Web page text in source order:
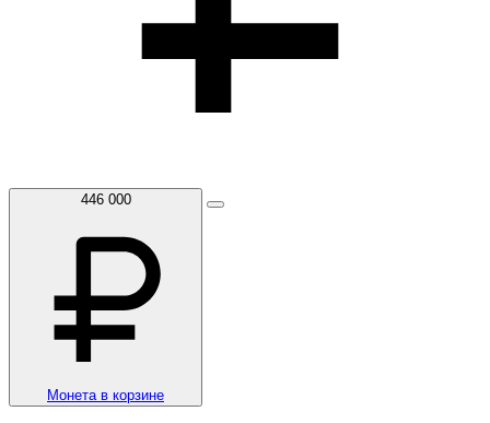
446 000
Монета в корзине